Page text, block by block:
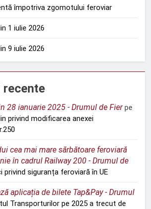
împotriva zgomotului feroviar
1 iulie 2026
9 iulie 2026
recente
28 ianuarie 2025 - Drumul de Fierpe
privind modificarea anexei
cea mai mare sărbătoare feroviară
în cadrul Railway 200 - Drumul de
privind siguranța feroviară în UE
aplicația de bilete Tap&Pay - Drumul
Transporturilor pe 2025 a trecut de